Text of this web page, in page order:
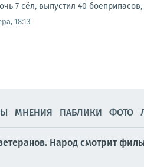
7 сёл, выпустил 40
18:13
МНЕНИЯ ПАБЛИКИ ФОТО
Народ смотрит